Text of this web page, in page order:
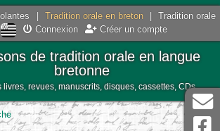
Tradition orale en breton
Tradition orale
Connexion Créer un compte
de tradition orale en langue
bretonne
livres, revues, manuscrits, disques, cassettes, CDs